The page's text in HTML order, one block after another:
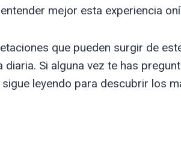
mejor esta experiencia
que pueden surgir de
Si alguna vez te has
leyendo para descubrir los